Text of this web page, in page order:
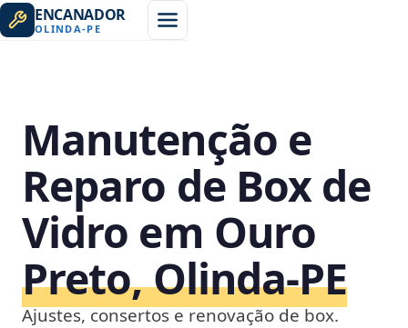
ENCANADOR
OLINDA-PE
Manutenção e
Reparo de Box de
Vidro em Ouro
Preto, Olinda‑PE
Ajustes, consertos e renovação de box.